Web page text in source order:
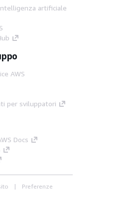
artificiale
AWS
per sviluppatori
Docs
Preferenze